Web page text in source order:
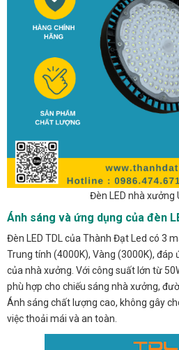
Đèn LED nhà xưởng
Ánh sáng và ứng dụng của đèn
Đèn LED TDL của Thành Đạt Led có 3
Trung tính (4000K), Vàng (3000K), đáp
của nhà xưởng. Với công suất lớn từ
phù hợp cho chiếu sáng nhà xưởng,
Ánh sáng chất lượng cao, không gây
việc thoải mái và an toàn.